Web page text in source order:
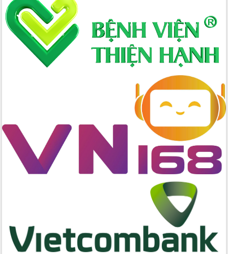
Đắk Lắk sẵn sàng các điều kiện cho
Ngày hội bầu cử đại biểu Quốc hội
khóa XVI và HĐND các cấp nhiệm kỳ
2026-2031
Đảm bảo cuộc bầu cử đại biểu Quốc
hội và đại biểu HĐND các cấp diễn ra
an toàn, hiệu quả, đúng quy định
Sôi nổi Hội đua ngựa truyền thống Gò
Thì Thùng mừng Xuân Bính Ngọ 2026
Lãnh đạo tỉnh dâng hương tưởng niệm
tại Đập Đồng Cam đầu Xuân Bính Ngọ
Ngành nông nghiệp phấn đấu tăng
Đắk Lắk tập trung toàn lực khắc phục
tồn tại IUU, sẵn sàng làm việc với
Đoàn thanh tra EC